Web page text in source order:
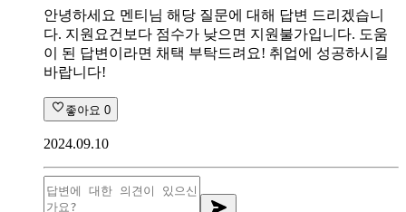
안녕하세요 멘티님 해당 질문에 대해 답변 드리겠습니
다. 지원요건보다 점수가 낮으면 지원불가입니다. 도움
이 된 답변이라면 채택 부탁드려요! 취업에 성공하시길
바랍니다!
좋아요 0
2024.09.10